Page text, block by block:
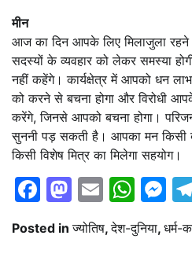
मीन
आज का दिन आपके लिए मिलाजुला रहने
सदस्यों के व्यवहार को लेकर समस्या
नहीं कहेंगे। कार्यक्षेत्र में आपको धन
को करने से बचना होगा और विरोधी
करेंगे, जिनसे आपको बचना होगा।
सुननी पड़ सकती है। आपका मन किसी
किसी विशेष मित्र का मिलेगा सहयोग।
Facebook
Mastodon
Email
Posted inज्योतिष,देश-दुनिया, धर्म-